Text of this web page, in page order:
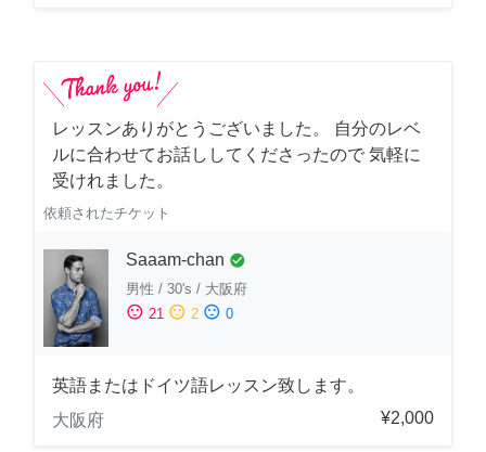
レッスンありがとうございました。 自分のレベ
ルに合わせてお話ししてくださったので 気軽に
受けれました。
依頼されたチケット
Saaam-chan check_circle
男性 / 30's / 大阪府
sentiment_satisfied 21 sentiment_neutral 2 sentiment_dissatisfied 0
英語またはドイツ語レッスン致します。
大阪府
¥2,000